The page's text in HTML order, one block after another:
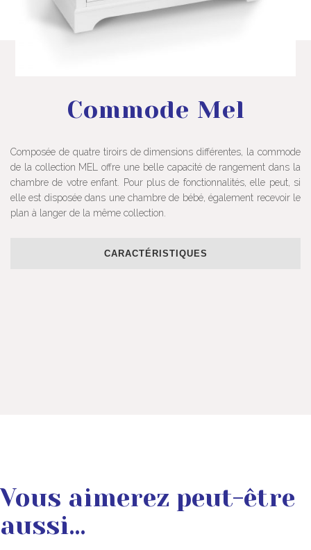
Commode Mel
Composée de quatre tiroirs de dimensions différentes, la commode
de la collection MEL offre une belle capacité de rangement dans la
chambre de votre enfant. Pour plus de fonctionnalités, elle peut, si
elle est disposée dans une chambre de bébé, également recevoir le
plan à langer de la même collection.
CARACTÉRISTIQUES
Vous aimerez peut-être
aussi…